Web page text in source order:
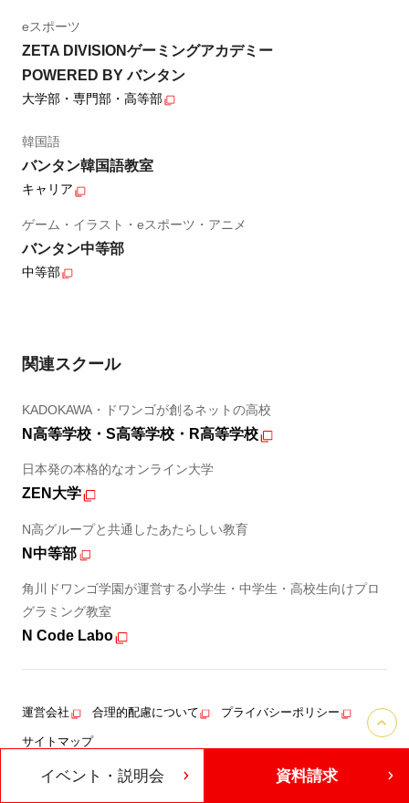
eスポーツ
ZETA DIVISIONゲーミングアカデミー
POWERED BY バンタン
大学部・専門部・高等部
韓国語
バンタン韓国語教室
キャリア
ゲーム・イラスト・eスポーツ・アニメ
バンタン中等部
中等部
関連スクール
KADOKAWA・ドワンゴが創るネットの高校
N高等学校・S高等学校・R高等学校
日本発の本格的なオンライン大学
ZEN大学
N高グループと共通したあたらしい教育
N中等部
角川ドワンゴ学園が運営する小学生・中学生・高校生向けプロ
グラミング教室
N Code Labo
運営会社 合理的配慮について プライバシーポリシー
サイトマップ
イベント・説明会 資料請求